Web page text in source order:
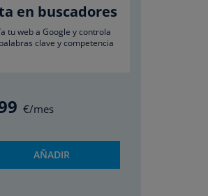
en buscadores
tu web a Google y controla
clave y competencia
€/mes
AÑADIR